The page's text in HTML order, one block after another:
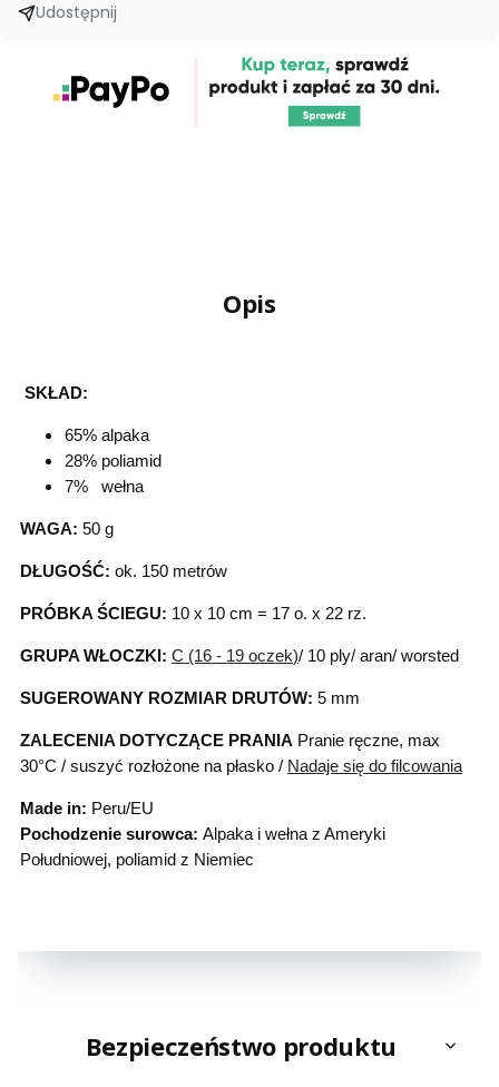
Udostępnij
Opis
SKŁAD:
65% alpaka
28% poliamid
7% wełna
WAGA: 50 g
DŁUGOŚĆ: ok. 150 metrów
PRÓBKA ŚCIEGU: 10 x 10 cm = 17 o. x 22 rz.
GRUPA WŁOCZKI: C (16 - 19 oczek)/ 10 ply/ aran/ worsted
SUGEROWANY ROZMIAR DRUTÓW: 5 mm
ZALECENIA DOTYCZĄCE PRANIA Pranie ręczne, max
30°C / suszyć rozłożone na płasko / Nadaje się do filcowania
Made in: Peru/EU
Pochodzenie surowca: Alpaka i wełna z Ameryki
Południowej, poliamid z Niemiec
Bezpieczeństwo produktu